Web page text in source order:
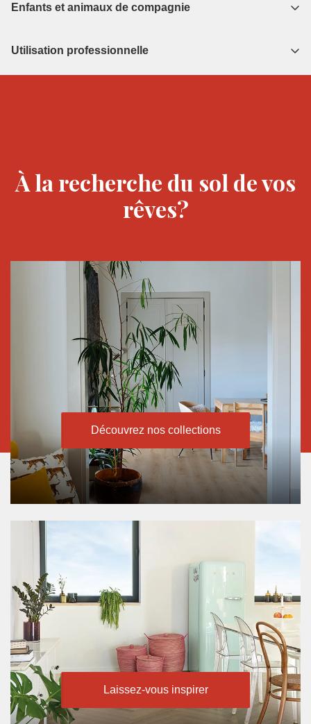
Enfants et animaux de compagnie
Utilisation professionnelle
À la recherche du sol de vos
rêves?
Découvrez nos collections
Laissez-vous inspirer